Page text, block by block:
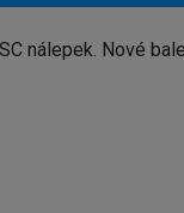
nálepek. Nové